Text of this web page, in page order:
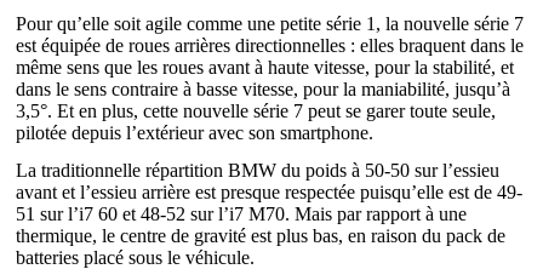
Pour qu’elle soit agile comme une petite série 1, la nouvelle série 7
est équipée de roues arrières directionnelles : elles braquent dans le
même sens que les roues avant à haute vitesse, pour la stabilité, et
dans le sens contraire à basse vitesse, pour la maniabilité, jusqu’à
3,5°. Et en plus, cette nouvelle série 7 peut se garer toute seule,
pilotée depuis l’extérieur avec son smartphone.
La traditionnelle répartition BMW du poids à 50-50 sur l’essieu
avant et l’essieu arrière est presque respectée puisqu’elle est de 49-
51 sur l’i7 60 et 48-52 sur l’i7 M70. Mais par rapport à une
thermique, le centre de gravité est plus bas, en raison du pack de
batteries placé sous le véhicule.